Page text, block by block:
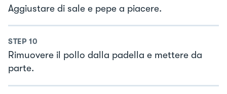
Aggiustare di sale e pepe a piacere.
STEP 10
Rimuovere il pollo dalla padella e mettere da
parte.